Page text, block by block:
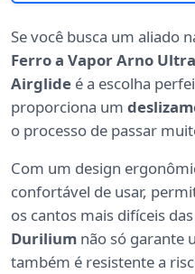
Se você busca um aliado
Ferro a Vapor Arno
Airglide é a escolha
proporciona um
o processo de passar
Com um design
confortável de usar,
os cantos mais difíceis
Durilium não só garante
também é resistente a